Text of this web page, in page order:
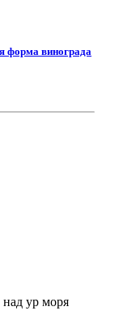
форма винограда
ур моря